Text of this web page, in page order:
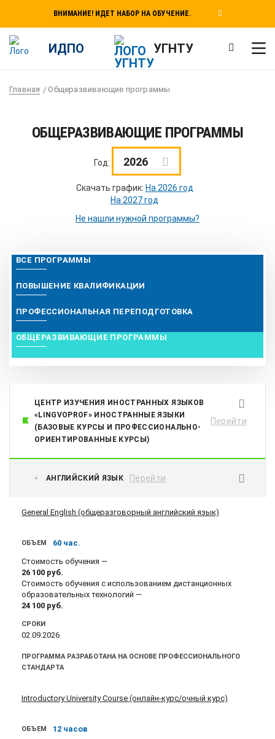
ВНИМАНИЕ! ИДЕТ НАБОР НА ОБУЧЕНИЕ.
ИДПО УГНТУ
Главная Общеразвивающие программы
ОБЩЕРАЗВИВАЮЩИЕ ПРОГРАММЫ
Год: 2026
Скачать график: На 2026 год
На 2027 год
Не нашли нужной программы?
ВСЕ ПРОГРАММЫ
ПОВЫШЕНИЕ КВАЛИФИКАЦИИ
ПРОФЕССИОНАЛЬНАЯ ПЕРЕПОДГОТОВКА
ОБЩЕРАЗВИВАЮЩИЕ ПРОГРАММЫ
ЦЕНТР ИЗУЧЕНИЯ ИНОСТРАННЫХ ЯЗЫКОВ
«LINGVOPROF» ИНОСТРАННЫЕ ЯЗЫКИ
(БАЗОВЫЕ КУРСЫ И ПРОФЕССИОНАЛЬНО-
ОРИЕНТИРОВАННЫЕ КУРСЫ)
Перейти
АНГЛИЙСКИЙ ЯЗЫК Перейти
General English (общеразговорный английский язык)
ОБЪЕМ
60 час.
Стоимость обучения —
26 100 руб.
Стоимость обучения с использованием дистанционных
образовательных технологий —
24 100 руб.
СРОКИ
02.09.2026
ПРОГРАММА РАЗРАБОТАНА НА ОСНОВЕ ПРОФЕССИОНАЛЬНОГО
СТАНДАРТА
Introductory University Course (онлайн-курс/очный курс)
ОБЪЕМ
12 часов